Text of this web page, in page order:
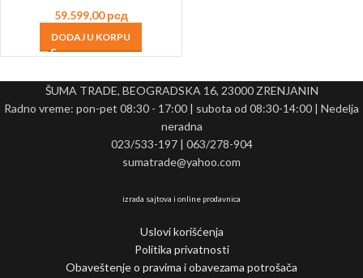
59.599,00рсд
DODAJ U KORPU
ŠUMA TRADE, BEOGRADSKA 16, 23000 ZRENJANIN
Radno vreme: pon-pet 08:30 - 17:00 | subota od 08:30-14:00 | Nedelja
neradna
023/533-197 | 063/278-904
sumatrade@yahoo.com
izrada sajtova i online prodavnica
Uslovi korišćenja
Politika privatnosti
Obaveštenje o pravima i obavezama potrošača